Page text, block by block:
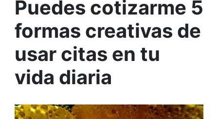
Puedes cotizarme 5
formas creativas de
usar citas en tu
vida diaria